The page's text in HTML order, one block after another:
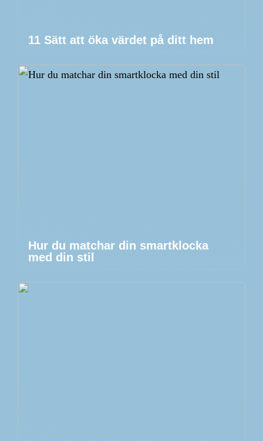
11 Sätt att öka värdet på ditt hem
Hur du matchar din smartklocka
med din stil